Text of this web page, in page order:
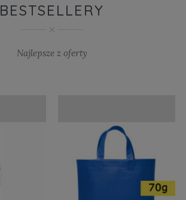
BESTSELLERY
Najlepsze z oferty